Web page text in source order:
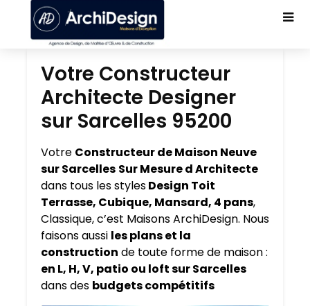
Votre Constructeur
Architecte Designer
sur Sarcelles 95200
Votre Constructeur de Maison Neuve
sur Sarcelles Sur Mesure d Architecte
dans tous les stylesDesign Toit
Terrasse, Cubique, Mansard, 4 pans,
Classique, c’est Maisons ArchiDesign. Nous
faisons aussi les plans et la
construction de toute forme de maison :
en L, H, V, patio ou loft sur Sarcelles
dans des budgets compétitifs